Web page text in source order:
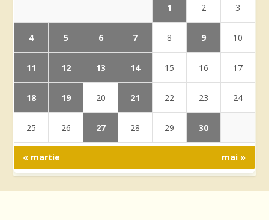
1 2 3
4 5 6 7 8 9 10
11 12 13 14 15 16 17
18 19 20 21 22 23 24
25 26 27 28 29 30
« martie mai »